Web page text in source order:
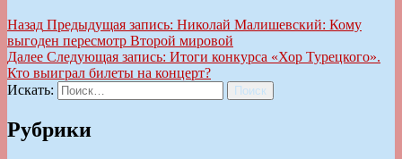
Назад Предыдущая запись: Николай Малишевский: Кому
выгоден пересмотр Второй мировой
Далее Следующая запись: Итоги конкурса «Хор Турецкого».
Кто выиграл билеты на концерт?
Искать:
Поиск
Рубрики